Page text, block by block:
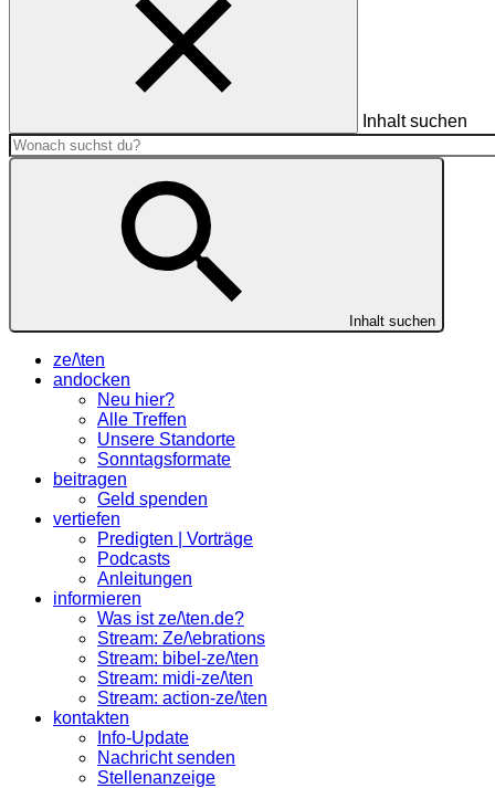
Inhalt suchen
Inhalt suchen
ze/\ten
andocken
Neu hier?
Alle Treffen
Unsere Standorte
Sonntagsformate
beitragen
Geld spenden
vertiefen
Predigten | Vorträge
Podcasts
Anleitungen
informieren
Was ist ze/\ten.de?
Stream: Ze/\ebrations
Stream: bibel-ze/\ten
Stream: midi-ze/\ten
Stream: action-ze/\ten
kontakten
Info-Update
Nachricht senden
Stellenanzeige